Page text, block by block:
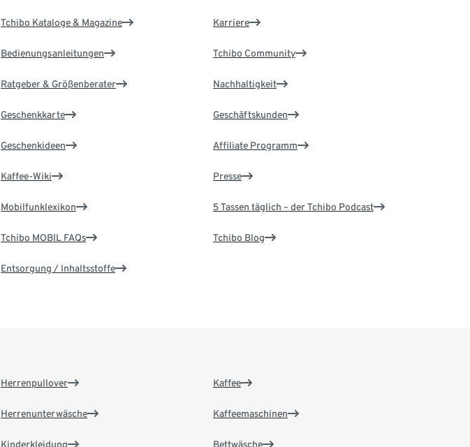
Tchibo Kataloge & Magazine
Bedienungsanleitungen
Ratgeber & Größenberater
Geschenkkarte
Geschenkideen
Kaffee-Wiki
Mobilfunklexikon
Tchibo MOBIL FAQs
Entsorgung / Inhaltsstoffe
Karriere
Tchibo Community
Nachhaltigkeit
Geschäftskunden
Affiliate Programm
Presse
5 Tassen täglich – der Tchibo Podcast
Tchibo Blog
Herrenpullover
Herrenunterwäsche
Kinderkleidung
Kaffee
Kaffeemaschinen
Bettwäsche